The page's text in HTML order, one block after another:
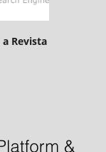
a Revista